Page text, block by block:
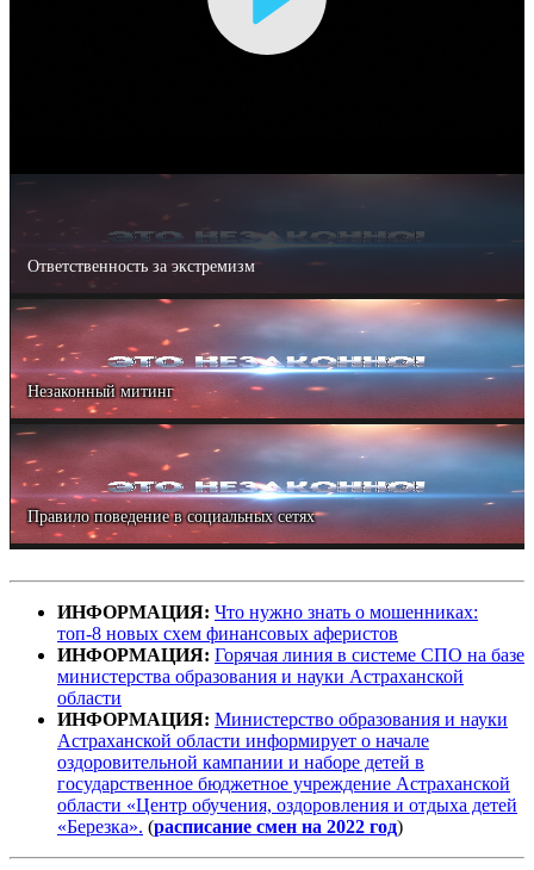
Воспроизвести
Ответственность за экстремизм
Незаконный митинг
Правило поведение в социальных сетях
ИНФОРМАЦИЯ: Что нужно знать о мошенниках:
топ-8 новых схем финансовых аферистов
ИНФОРМАЦИЯ: Горячая линия в системе СПО на базе
министерства образования и науки Астраханской
области
ИНФОРМАЦИЯ: Министерство образования и науки
Астраханской области информирует о начале
оздоровительной кампании и наборе детей в
государственное бюджетное учреждение Астраханской
области «Центр обучения, оздоровления и отдыха детей
«Березка». (расписание смен на 2022 год)